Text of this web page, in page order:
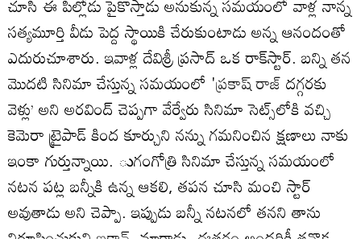
సత్యమూర్తి వీడు పెద్ద స్థాయికి చేరుకుంటాడు అన్న ఆనందంతో
ఎదురుచూశారు. ఇవాళ్ల దేవిశ్రీ ప్రసాద్‌ ఒక రాక్‌స్టార్‌. బన్ని తన
మొదటి సినిమా చేస్తున్న సమయంలో 'ప్రకాష్ రాజ్దగ్గరకు
వెళ్లు’ అని అరవింద్‌ చెప్పగా వేర్వేరు సినిమా సెట్స్‌లోకి వచ్చి
కెమెరా ట్రైపాడ్‌ కింద కూర్చుని నన్ను గమనించిన క్షణాలు నాకు
ఇంకా గుర్తున్నాయి. ుగంగోత్రి సినిమా చేస్తున్న సమయంలో
నటన పట్ల బన్నీకి ఉన్న ఆకలి, తపన చూసి మంచి స్టార్‌
అవుతాడు అని చెప్పా. ఇప్పుడు బన్నీ నటనలో తనని తాను